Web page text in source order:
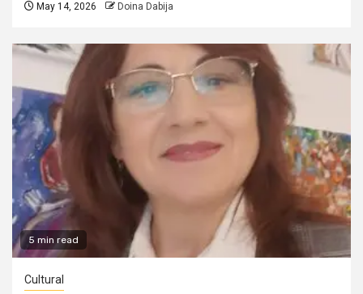
May 14, 2026 Doina Dabija
5 min read
Cultural